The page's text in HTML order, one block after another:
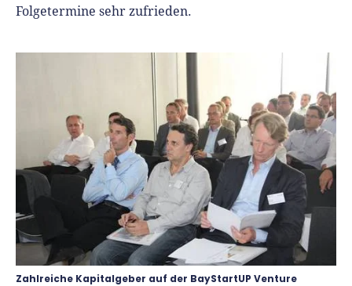
Folgetermine sehr zufrieden.
Zahlreiche Kapitalgeber auf der BayStartUP Venture